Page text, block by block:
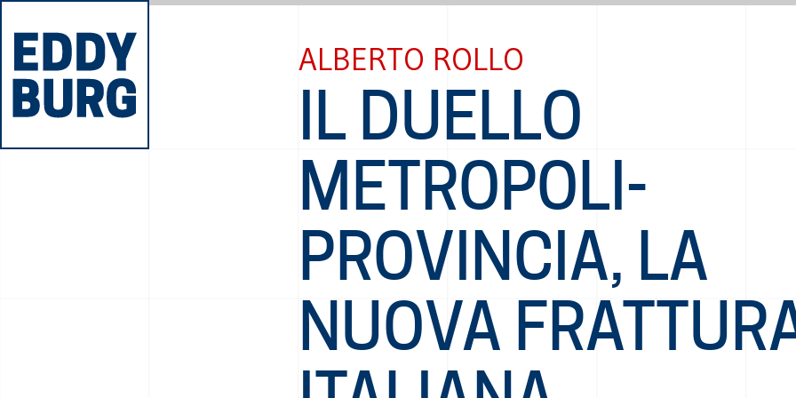
ALBERTO ROLLO
IL DUELLO
METROPOLI-
PROVINCIA, LA
NUOVA